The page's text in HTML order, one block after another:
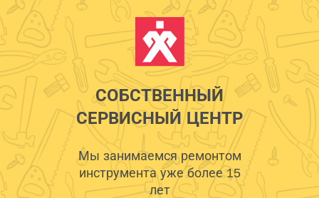
СОБСТВЕННЫЙ
СЕРВИСНЫЙ ЦЕНТР
Мы занимаемся ремонтом
инструмента уже более 15
лет